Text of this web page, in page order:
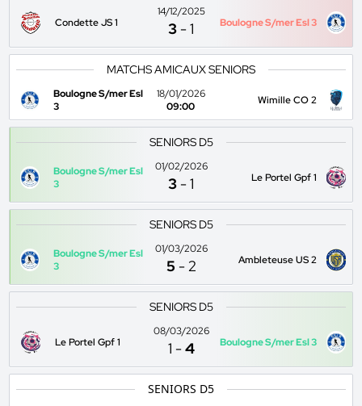
Condette JS 1
14/12/2025
3 -1 Boulogne S/mer Esl 3
MATCHS AMICAUX SENIORS
Boulogne S/mer Esl
3
18/01/2026
09:00
Wimille CO 2
SENIORS D5
Boulogne S/mer Esl
3
01/02/2026
3 -1 Le Portel Gpf 1
SENIORS D5
Boulogne S/mer Esl
3
01/03/2026
5 -2 Ambleteuse US 2
SENIORS D5
Le Portel Gpf 1
08/03/2026
1 -4 Boulogne S/mer Esl 3
SENIORS D5